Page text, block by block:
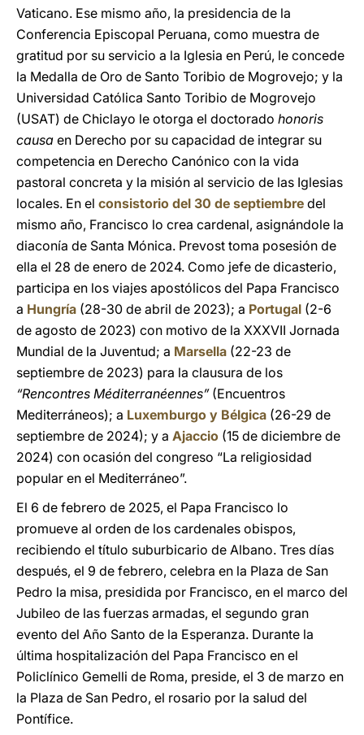
Vaticano. Ese mismo año, la presidencia de la
Conferencia Episcopal Peruana, como muestra de
gratitud por su servicio a la Iglesia en Perú, le concede
la Medalla de Oro de Santo Toribio de Mogrovejo; y la
Universidad Católica Santo Toribio de Mogrovejo
(USAT) de Chiclayo le otorga el doctorado honoris
causa en Derecho por su capacidad de integrar su
competencia en Derecho Canónico con la vida
pastoral concreta y la misión al servicio de las Iglesias
locales. En el consistorio del 30 de septiembre del
mismo año, Francisco lo crea cardenal, asignándole la
diaconía de Santa Mónica. Prevost toma posesión de
ella el 28 de enero de 2024. Como jefe de dicasterio,
participa en los viajes apostólicos del Papa Francisco
a Hungría (28-30 de abril de 2023); a Portugal (2-6
de agosto de 2023) con motivo de la XXXVII Jornada
Mundial de la Juventud; a Marsella (22-23 de
septiembre de 2023) para la clausura de los
“Rencontres Méditerranéennes”(Encuentros
Mediterráneos); a Luxemburgo y Bélgica (26-29 de
septiembre de 2024); y a Ajaccio (15 de diciembre de
2024) con ocasión del congreso “La religiosidad
popular en el Mediterráneo”.
El 6 de febrero de 2025, el Papa Francisco lo
promueve al orden de los cardenales obispos,
recibiendo el título suburbicario de Albano. Tres días
después, el 9 de febrero, celebra en la Plaza de San
Pedro la misa, presidida por Francisco, en el marco del
Jubileo de las fuerzas armadas, el segundo gran
evento del Año Santo de la Esperanza. Durante la
última hospitalización del Papa Francisco en el
Policlínico Gemelli de Roma, preside, el 3 de marzo en
la Plaza de San Pedro, el rosario por la salud del
Pontífice.